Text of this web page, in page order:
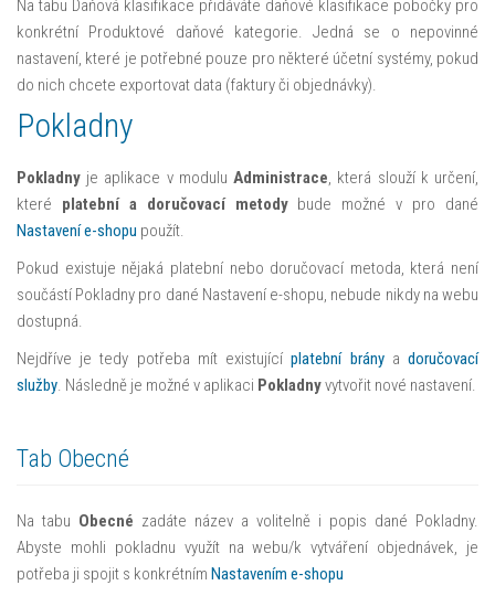
Na tabu Daňová klasifikace přidáváte daňové klasifikace pobočky pro
konkrétní Produktové daňové kategorie. Jedná se o nepovinné
nastavení, které je potřebné pouze pro některé účetní systémy, pokud
do nich chcete exportovat data (faktury či objednávky).
Pokladny
Pokladny je aplikace v moduluAdministrace, která slouží k určení,
které platební a doručovací metodybude možné v pro dané
Nastavení e-shopu použít.
Pokud existuje nějaká platební nebo doručovací metoda, která není
součástí Pokladny pro dané Nastavení e-shopu, nebude nikdy na webu
dostupná.
Nejdříve je tedy potřeba mít existujícíplatební brányadoručovací
služby. Následně je možné v aplikaci Pokladnyvytvořit nové nastavení.
Tab Obecné
Na tabu Obecné zadáte název a volitelně i popis dané Pokladny.
Abyste mohli pokladnu využít na webu/k vytváření objednávek, je
potřeba ji spojit s konkrétním Nastavením e-shopu